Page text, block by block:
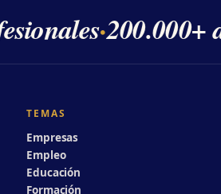
·200.000+
TEMAS
Empresas
Empleo
Educación
Formación